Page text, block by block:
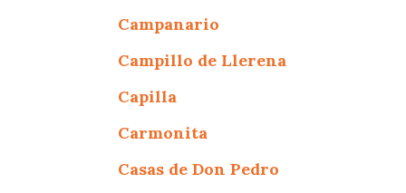
Campanario
Campillo de Llerena
Capilla
Carmonita
Casas de Don Pedro